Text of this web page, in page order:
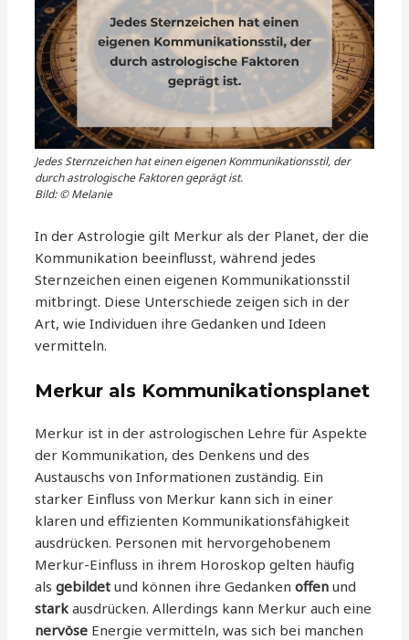
Jedes Sternzeichen hat einen eigenen Kommunikationsstil, der
durch astrologische Faktoren geprägt ist.
Bild: © Melanie
In der Astrologie gilt Merkur als der Planet, der die
Kommunikation beeinflusst, während jedes
Sternzeichen einen eigenen Kommunikationsstil
mitbringt. Diese Unterschiede zeigen sich in der
Art, wie Individuen ihre Gedanken und Ideen
vermitteln.
Merkur als Kommunikationsplanet
Merkur ist in der astrologischen Lehre für Aspekte
der Kommunikation, des Denkens und des
Austauschs von Informationen zuständig. Ein
starker Einfluss von Merkur kann sich in einer
klaren und effizienten Kommunikationsfähigkeit
ausdrücken. Personen mit hervorgehobenem
Merkur-Einfluss in ihrem Horoskop gelten häufig
alsgebildet und können ihre Gedankenoffen und
stark ausdrücken. Allerdings kann Merkur auch eine
nervöse Energie vermitteln, was sich bei manchen